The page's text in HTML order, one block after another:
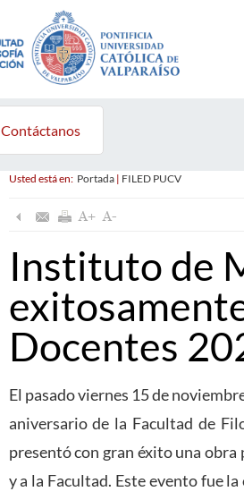
Contáctanos
Usted está en: Portada| FILED PUCV
Instituto de
Docentes
El pasado viernes 15 de
aniversario de la Facultad de
presentó con gran éxito una
y a la Facultad. Este evento fue